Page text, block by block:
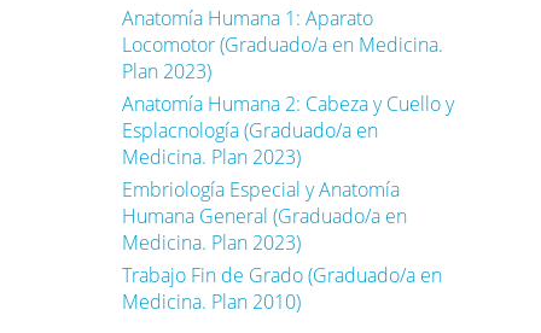
Anatomía Humana 1: Aparato
Locomotor (Graduado/a en Medicina.
Plan 2023)
Anatomía Humana 2: Cabeza y Cuello y
Esplacnología (Graduado/a en
Medicina. Plan 2023)
Embriología Especial y Anatomía
Humana General (Graduado/a en
Medicina. Plan 2023)
Trabajo Fin de Grado (Graduado/a en
Medicina. Plan 2010)